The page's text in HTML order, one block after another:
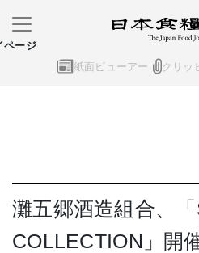
紙面ビューアー クリッ
ページ
灘五郷酒造組合、
COLLECTION」